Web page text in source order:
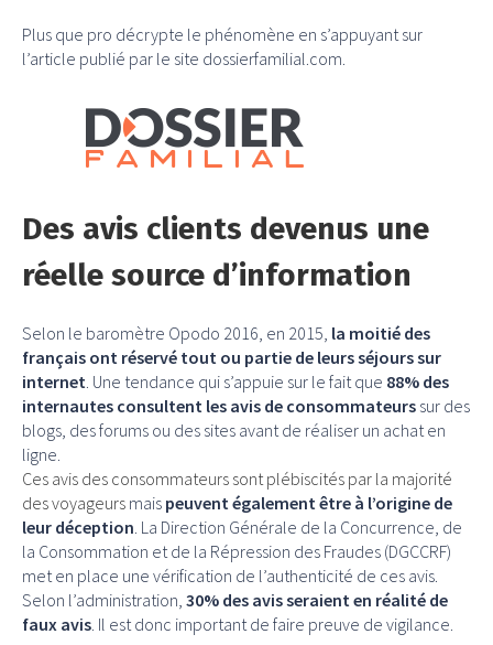
Plus que pro décrypte le phénomène en s’appuyant sur
l’article publié par le site dossierfamilial.com.
Des avis clients devenus une
réelle source d’information
Selon le baromètre Opodo 2016, en 2015, la moitié des
français ont réservé tout ou partie de leurs séjours sur
internet . Une tendance qui s’appuie sur le fait que 88% des
internautes consultent les avis de consommateurs sur des
blogs, des forums ou des sites avant de réaliser un achat en
ligne.
Ces avis des consommateurs sont plébiscités par la majorité
des voyageurs mais peuvent également être à l’origine de
leur déception . La Direction Générale de la Concurrence, de
la Consommation et de la Répression des Fraudes (DGCCRF)
met en place une vérification de l’authenticité de ces avis.
Selon l’administration, 30% des avis seraient en réalité de
faux avis . Il est donc important de faire preuve de vigilance.